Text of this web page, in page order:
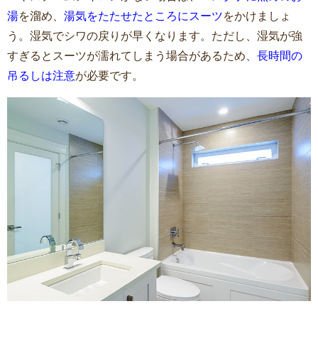
湯を溜め、 湯気をたたせたところにスーツをかけましょ
う。湿気でシワの戻りが早くなります。ただし、湿気が強
すぎるとスーツが濡れてしまう場合があるため、 長時間の
吊るしは注意が必要です。